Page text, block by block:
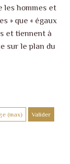
les hommes et
» que « égaux
et tiennent à
sur le plan du